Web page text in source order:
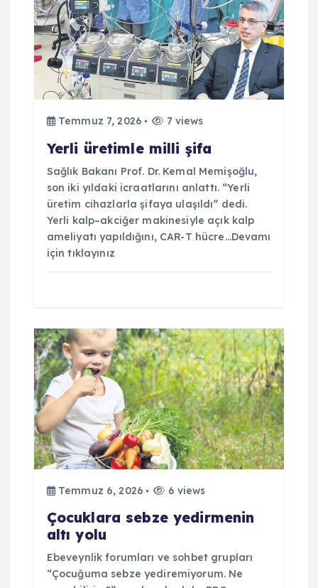
n
m
Temmuz 7, 2026 7 views
Yerli üretimle milli şifa
Sağlık Bakanı Prof. Dr. Kemal Memişoğlu,
son iki yıldaki icraatlarını anlattı. “Yerli
üretim cihazlarla şifaya ulaşıldı” dedi.
Yerli kalp–akciğer makinesiyle açık kalp
ameliyatı yapıldığını, CAR-T hücre…Devamı
için tıklayınız
Temmuz 6, 2026 6 views
Çocuklara sebze yedirmenin
altı yolu
Ebeveynlik forumları ve sohbet grupları
“Çocuğuma sebze yediremiyorum. Ne